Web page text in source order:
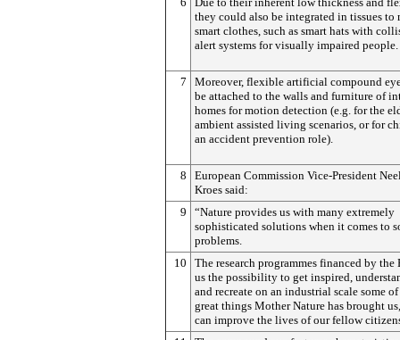
they could also be integrated in tissues to
smart clothes, such as smart hats with
alert systems for visually impaired people.
7
Moreover, flexible artificial compound
be attached to the walls and furniture of
homes for motion detection (e.g. for the
ambient assisted living scenarios, or for
an accident prevention role).
8
European Commission Vice-President
Kroes said:
9
“Nature provides us with many extremely
sophisticated solutions when it comes to
problems.
10
The research programmes financed by the
us the possibility to get inspired,
and recreate on an industrial scale some
great things Mother Nature has brought
can improve the lives of our fellow